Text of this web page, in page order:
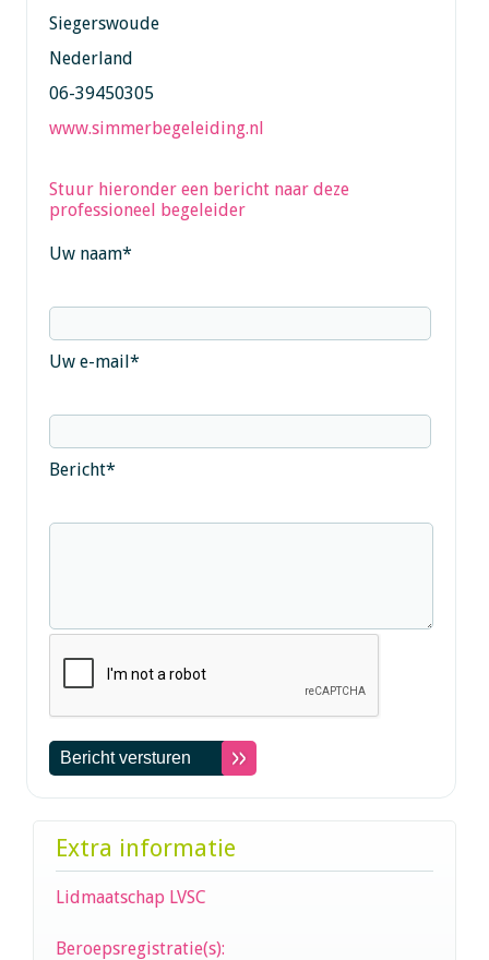
Siegerswoude
Nederland
06-39450305
www.simmerbegeleiding.nl
Stuur hieronder een bericht naar deze
professioneel begeleider
Uw naam*
Uw e-mail*
Bericht*
Extra informatie
Lidmaatschap LVSC
Beroepsregistratie(s):